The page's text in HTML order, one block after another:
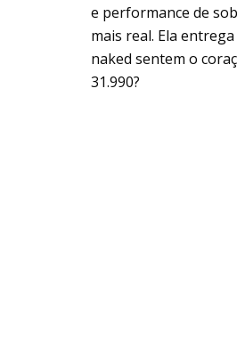
e performance de
mais real. Ela
naked sentem o
31.990?